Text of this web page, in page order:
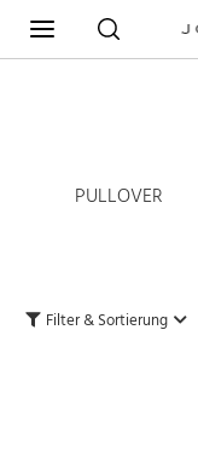
PULLOVER
Filter & Sortierung